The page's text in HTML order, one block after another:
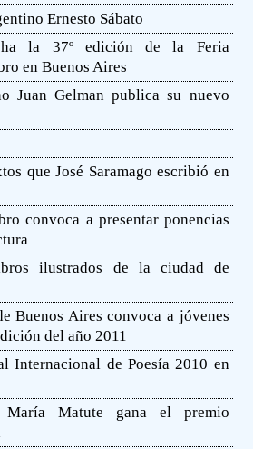
Ernesto Sábato
la 37º edición de la Feria
en Buenos Aires
Juan Gelman publica su nuevo
que José Saramago escribió en
convoca a presentar ponencias
ilustrados de la ciudad de
Buenos Aires convoca a jóvenes
del año 2011
Internacional de Poesía 2010 en
María Matute gana el premio